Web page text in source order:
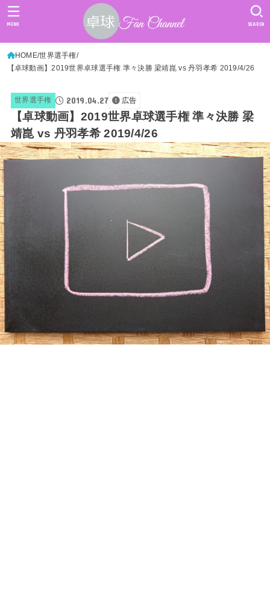
SEARCH
MENU
HOME 世界選手権
【卓球動画】2019世界卓球選手権 準々決勝 梁靖崑 vs 丹羽孝希 2019/4/26
世界選手権 2019.04.27 広告
【卓球動画】2019世界卓球選手権 準々決勝 梁
靖崑 vs 丹羽孝希 2019/4/26